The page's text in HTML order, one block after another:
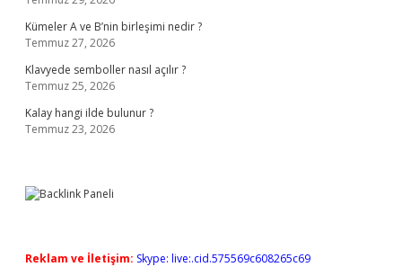
Kümeler A ve B’nin birleşimi nedir ?
Temmuz 27, 2026
Klavyede semboller nasıl açılır ?
Temmuz 25, 2026
Kalay hangi ilde bulunur ?
Temmuz 23, 2026
Reklam ve İletişim: Skype: live:.cid.575569c608265c69